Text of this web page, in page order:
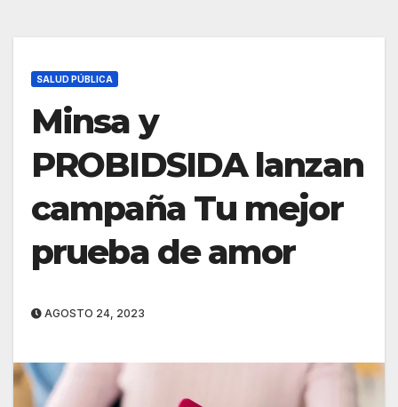
SALUD PÚBLICA
Minsa y
PROBIDSIDA lanzan
campaña Tu mejor
prueba de amor
AGOSTO 24, 2023